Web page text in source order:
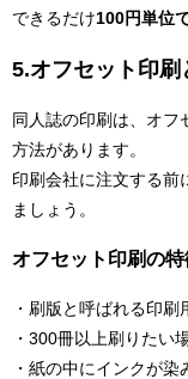
できるだけ100円単位
5.オフセット印
同人誌の印刷は、オフ
方法があります。
印刷会社に注文する前
ましょう。
オフセット印刷の特
・刷版と呼ばれる印
・300冊以上刷りたい
・紙の中にインクが